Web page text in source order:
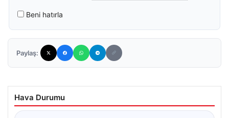
Beni hatırla
Paylaş:
Hava Durumu